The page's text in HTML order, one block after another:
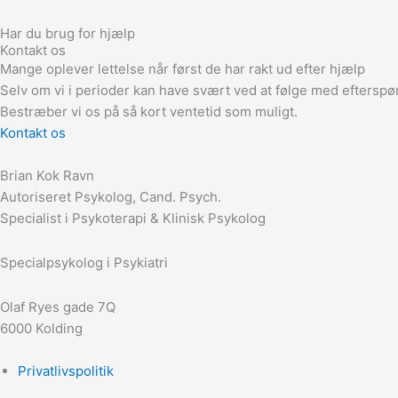
Har du brug for hjælp
Kontakt os
Mange oplever lettelse når først de har rakt ud efter hjælp
Selv om vi i perioder kan have svært ved at følge med
Bestræber vi os på så kort ventetid som muligt.
Kontakt os
Brian Kok Ravn
Autoriseret Psykolog, Cand. Psych.
Specialist i Psykoterapi & Klinisk Psykolog
Specialpsykolog i Psykiatri
Olaf Ryes gade 7Q
6000 Kolding
Privatlivspolitik